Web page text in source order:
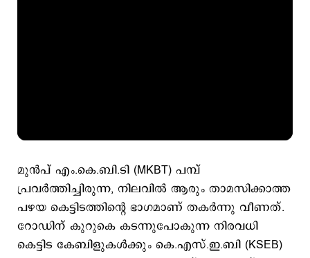
മുൻപ് എം.കെ.ബി.ടി (MKBT) പമ്പ്
പ്രവർത്തിച്ചിരുന്ന, നിലവിൽ ആരും താമസിക്കാത്ത
പഴയ കെട്ടിടത്തിന്റെ ഭാഗമാണ് തകർന്നു വീണത്.
റോഡിന് കുറുകെ കടന്നുപോകുന്ന നിരവധി
കെട്ടിട കേബിളുകൾക്കും കെ.എസ്.ഇ.ബി (KSEB)